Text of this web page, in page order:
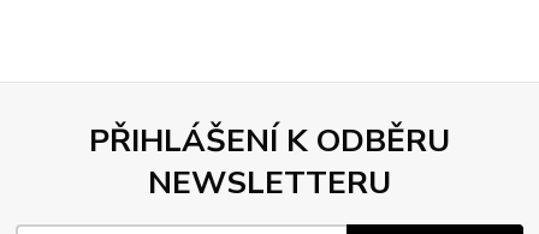
PŘIHLÁŠENÍ K ODBĚRU
NEWSLETTERU